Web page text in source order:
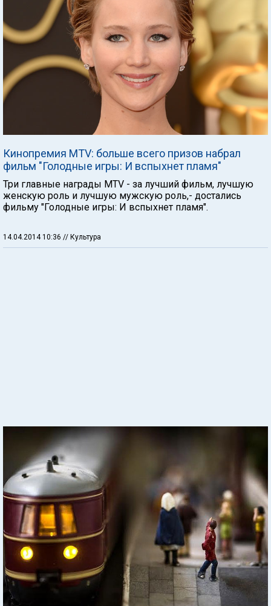
Кинопремия MTV: больше всего призов набрал
фильм "Голодные игры: И вспыхнет пламя"
Три главные награды MTV - за лучший фильм, лучшую
женскую роль и лучшую мужскую роль,- достались
фильму "Голодные игры: И вспыхнет пламя".
14.04.2014 10:36 // Культура